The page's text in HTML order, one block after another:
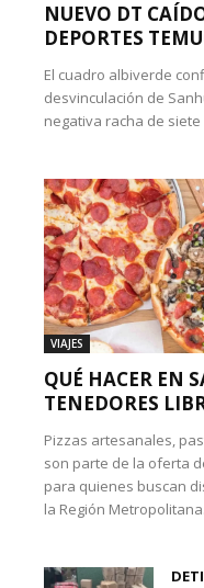
NUEVO DT
DEPORTES
El cuadro albiverde
desvinculación de
negativa racha de
VIAJES
QUÉ HACER EN
TENEDORES
Pizzas artesanales,
son parte de la oferta
para quienes buscan
la Región Metropolitana.